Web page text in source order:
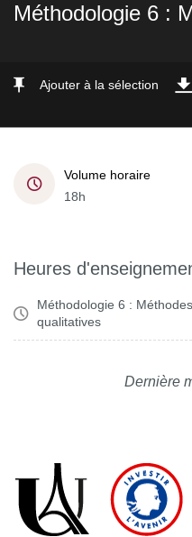
Méthodologie 6 :
Ajouter à la sélection
Volume horaire
18h
Heures
Méthodologie 6 : Méthodes
qualitatives
Dernière